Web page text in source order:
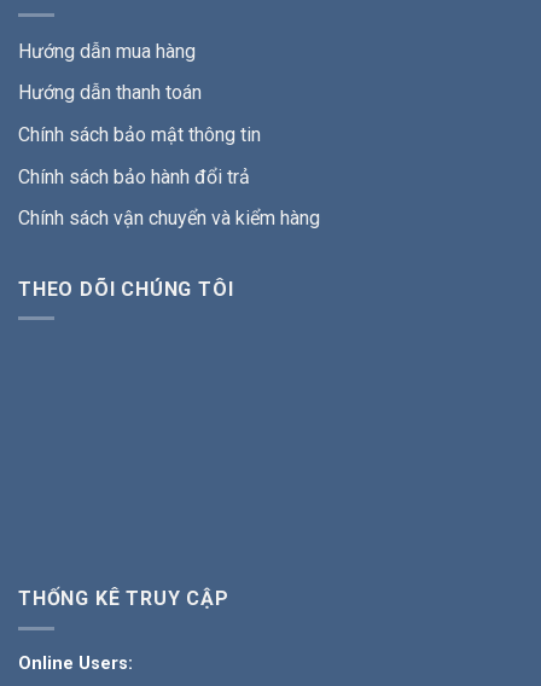
Hướng dẫn mua hàng
Hướng dẫn thanh toán
Chính sách bảo mật thông tin
Chính sách bảo hành đổi trả
Chính sách vận chuyển và kiểm hàng
THEO DÕI CHÚNG TÔI
THỐNG KÊ TRUY CẬP
Online Users: